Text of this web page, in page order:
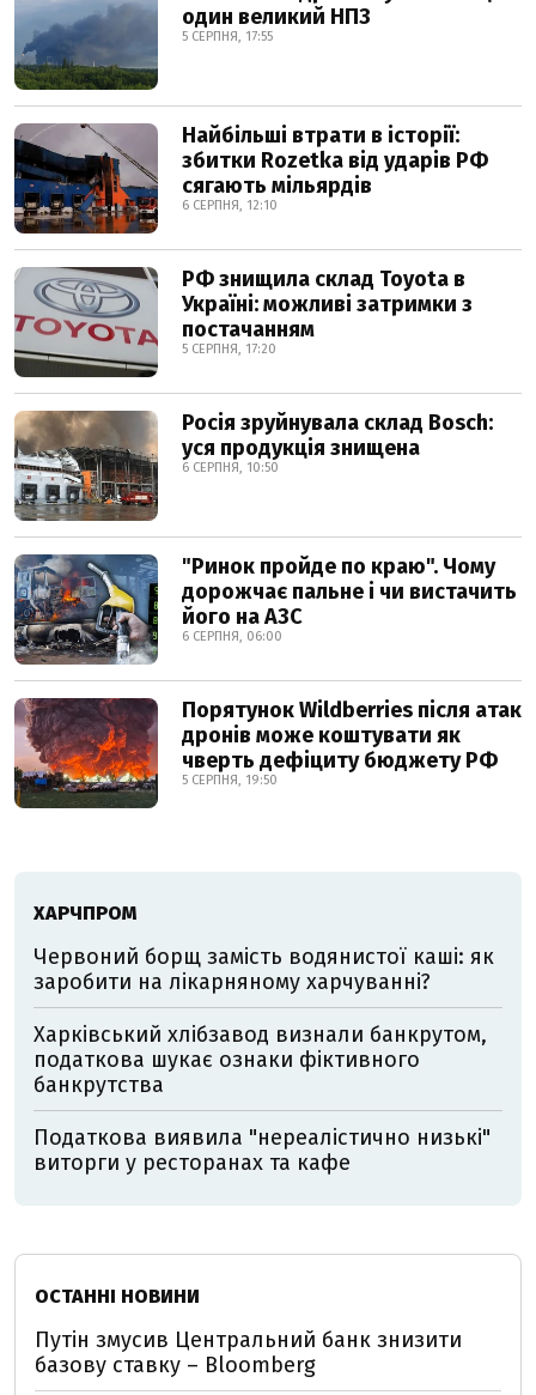
один великий НПЗ
5 СЕРПНЯ, 17:55
Найбільші втрати в історії:
збитки Rozetka від ударів РФ
сягають мільярдів
6 СЕРПНЯ, 12:10
РФ знищила склад Toyota в
Україні: можливі затримки з
постачанням
5 СЕРПНЯ, 17:20
Росія зруйнувала склад Bosch:
уся продукція знищена
6 СЕРПНЯ, 10:50
"Ринок пройде по краю". Чому
дорожчає пальне і чи вистачить
його на АЗС
6 СЕРПНЯ, 06:00
Порятунок Wildberries після атак
дронів може коштувати як
чверть дефіциту бюджету РФ
5 СЕРПНЯ, 19:50
ХАРЧПРОМ
Червоний борщ замість водянистої каші: як
заробити на лікарняному харчуванні?
Харківський хлібзавод визнали банкрутом,
податкова шукає ознаки фіктивного
банкрутства
Податкова виявила "нереалістично низькі"
виторги у ресторанах та кафе
ОСТАННІ НОВИНИ
Путін змусив Центральний банк знизити
базову ставку – Bloomberg